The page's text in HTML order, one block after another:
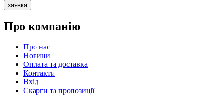
заявка
Про компанію
Про нас
Новини
Оплата та доставка
Контакти
Вхiд
Скарги та пропозиції